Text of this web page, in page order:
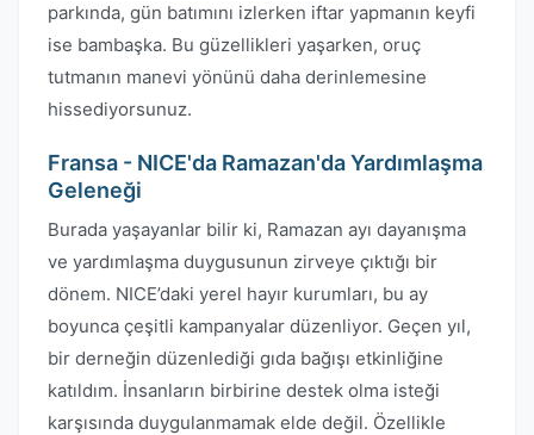
parkında, gün batımını izlerken iftar yapmanın keyfi
ise bambaşka. Bu güzellikleri yaşarken, oruç
tutmanın manevi yönünü daha derinlemesine
hissediyorsunuz.
Fransa - NICE'da Ramazan'da Yardımlaşma
Geleneği
Burada yaşayanlar bilir ki, Ramazan ayı dayanışma
ve yardımlaşma duygusunun zirveye çıktığı bir
dönem. NICE’daki yerel hayır kurumları, bu ay
boyunca çeşitli kampanyalar düzenliyor. Geçen yıl,
bir derneğin düzenlediği gıda bağışı etkinliğine
katıldım. İnsanların birbirine destek olma isteği
karşısında duygulanmamak elde değil. Özellikle